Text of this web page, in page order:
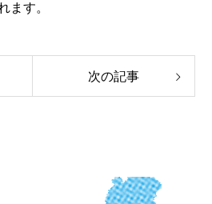
ます。
次の記事